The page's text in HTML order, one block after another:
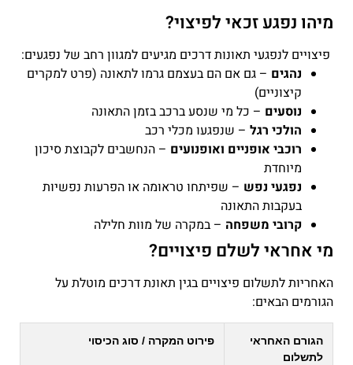
מיהו נפגע זכאי לפיצוי?
פיצויים לנפגעי תאונות דרכים מגיעים למגוון רחב של נפגעים:
נהגים – גם אם הם בעצמם גרמו לתאונה (פרט למקרים
קיצוניים)
נוסעים – כל מי שנסע ברכב בזמן התאונה
הולכי רגל – שנפגעו מכלי רכב
רוכבי אופניים ואופנועים – הנחשבים לקבוצת סיכון
מיוחדת
נפגעי נפש – שפיתחו טראומה או הפרעות נפשיות
בעקבות התאונה
קרובי משפחה – במקרה של מוות חלילה
מי אחראי לשלם פיצויים?
האחריות לתשלום פיצויים בגין תאונת דרכים מוטלת על
הגורמים הבאים:
הגורם האחראי
לתשלום
פירוט המקרה / סוג הכיסוי